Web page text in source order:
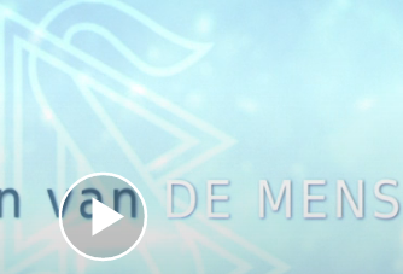
Maak kennis met een scientoloog
Binnen in een Kerk
De Grondbeginselen van Scientology
Een Inleiding tot Dianetics
Liefde en Haat –
Wat is Grootheid?
United for Human
Scientology Volunteer